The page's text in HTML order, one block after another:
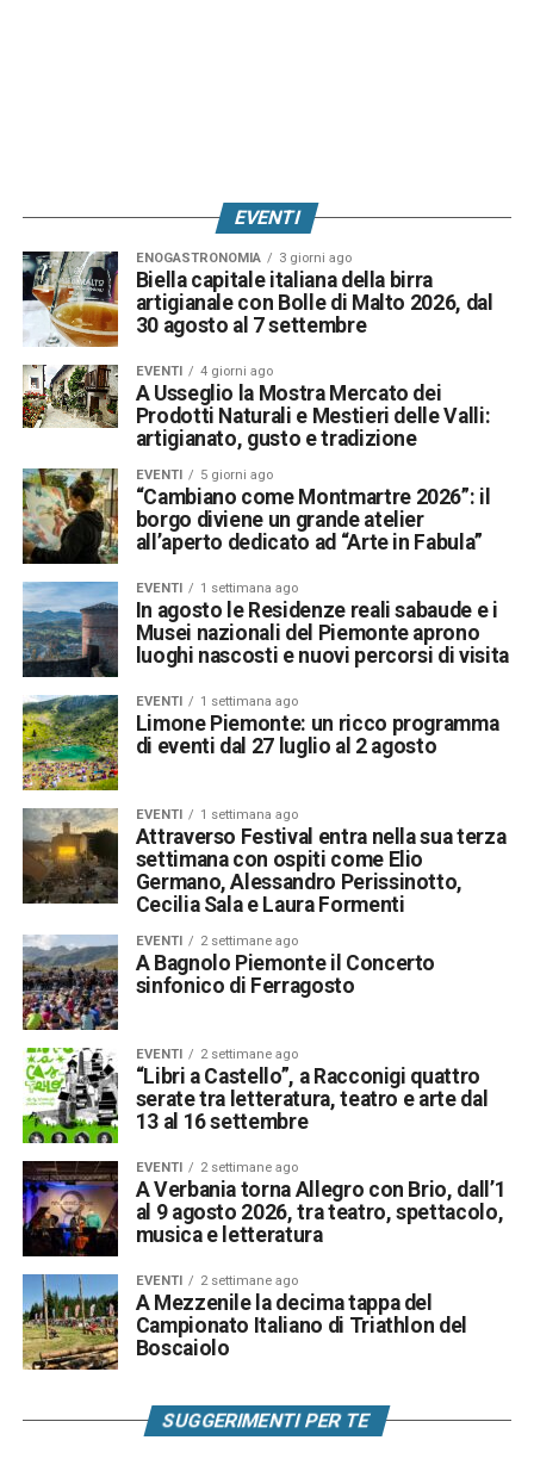
EVENTI
ENOGASTRONOMIA 3 giorni ago
Biella capitale italiana della birra
artigianale con Bolle di Malto 2026, dal
30 agosto al 7 settembre
EVENTI 4 giorni ago
A Usseglio la Mostra Mercato dei
Prodotti Naturali e Mestieri delle Valli:
artigianato, gusto e tradizione
EVENTI 5 giorni ago
“Cambiano come Montmartre 2026”: il
borgo diviene un grande atelier
all’aperto dedicato ad “Arte in Fabula”
EVENTI 1 settimana ago
In agosto le Residenze reali sabaude e i
Musei nazionali del Piemonte aprono
luoghi nascosti e nuovi percorsi di visita
EVENTI 1 settimana ago
Limone Piemonte: un ricco programma
di eventi dal 27 luglio al 2 agosto
EVENTI 1 settimana ago
Attraverso Festival entra nella sua terza
settimana con ospiti come Elio
Germano, Alessandro Perissinotto,
Cecilia Sala e Laura Formenti
EVENTI 2 settimane ago
A Bagnolo Piemonte il Concerto
sinfonico di Ferragosto
EVENTI 2 settimane ago
“Libri a Castello”, a Racconigi quattro
serate tra letteratura, teatro e arte dal
13 al 16 settembre
EVENTI 2 settimane ago
A Verbania torna Allegro con Brio, dall’1
al 9 agosto 2026, tra teatro, spettacolo,
musica e letteratura
EVENTI 2 settimane ago
A Mezzenile la decima tappa del
Campionato Italiano di Triathlon del
Boscaiolo
SUGGERIMENTI PER TE